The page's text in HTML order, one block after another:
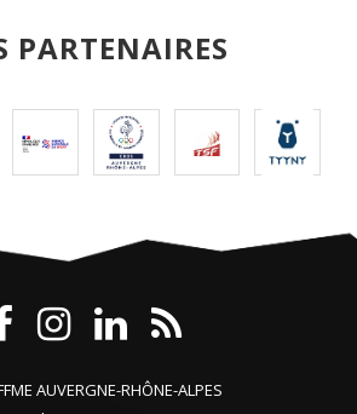
PARTENAIRES
AUVERGNE-RHÔNE-ALPES